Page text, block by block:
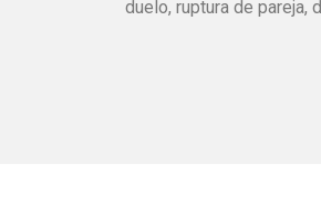
duelo, ruptura de pareja,